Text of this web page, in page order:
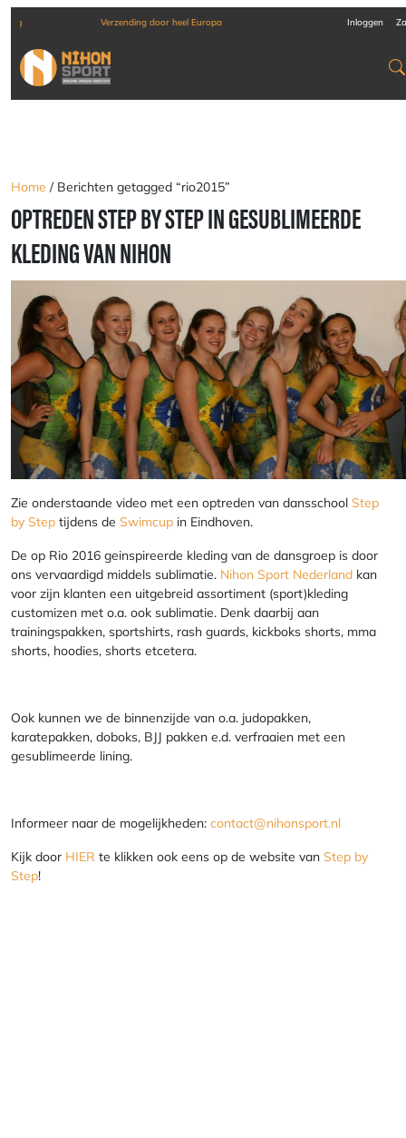
Verzending door heel Europa Inloggen
Home / Berichten getagged “rio2015”
OPTREDEN STEP BY STEP IN GESUBLIMEERDE
KLEDING VAN NIHON
Zie onderstaande video met een optreden van dansschool Step
by Step tijdens de Swimcup in Eindhoven.
De op Rio 2016 geinspireerde kleding van de dansgroep is door
ons vervaardigd middels sublimatie. Nihon Sport Nederland kan
voor zijn klanten een uitgebreid assortiment (sport)kleding
customizen met o.a. ook sublimatie. Denk daarbij aan
trainingspakken, sportshirts, rash guards, kickboks shorts, mma
shorts, hoodies, shorts etcetera.
Ook kunnen we de binnenzijde van o.a. judopakken,
karatepakken, doboks, BJJ pakken e.d. verfraaien met een
gesublimeerde lining.
Informeer naar de mogelijkheden: contact@nihonsport.nl
Kijk door HIER te klikken ook eens op de website van Step by
Step!